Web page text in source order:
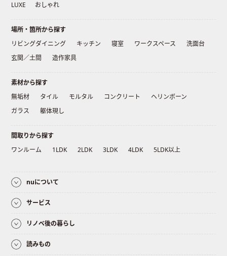
LUXE
おしゃれ
場所・箇所から探す
リビングダイニング
キッチン 寝室 ワークスペース
洗面台
玄関／土間
造作家具
素材から探す
無垢材
タイル モルタル コンクリート
ヘリンボーン
ガラス
躯体現し
間取りから探す
ワンルーム
1LDK 2LDK 3LDK 4LDK 5LDK以上
nuについて
サービス
リノベ後の暮らし
読みもの